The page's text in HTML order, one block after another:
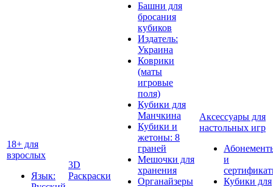
18+ для
взрослых
Язык:
3D
Раскраски
Башни для
бросания
кубиков
Издатель:
Украина
Коврики
(маты
игровые
поля)
Кубики для
Манчкина
Кубики и
жетоны: 8
граней
Мешочки для
хранения
Органайзеры
Аксессуары для
настольных игр
и
Кубики для